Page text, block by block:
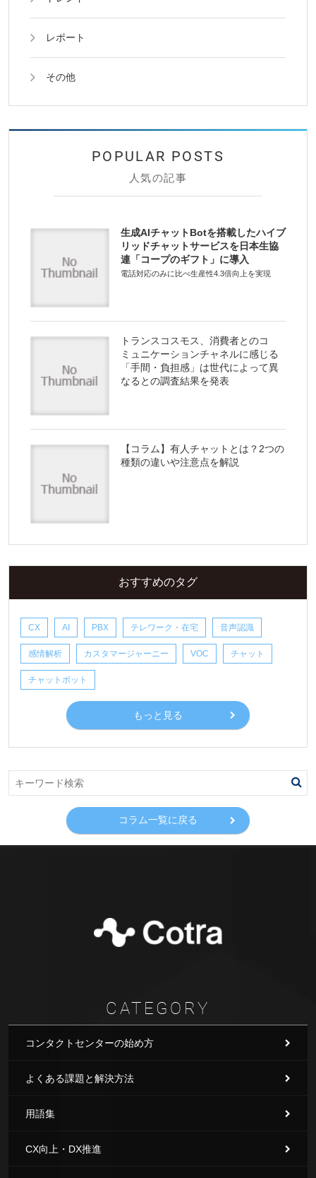
レポート
その他
人気の記事
生成AIチャットBotを搭載したハイブ
リッドチャットサービスを日本生協
連「コープのギフト」に導入
電話対応のみに比べ生産性4.3倍向上を実現
トランスコスモス、消費者とのコ
ミュニケーションチャネルに感じる
「手間・負担感」は世代によって異
なるとの調査結果を発表
【コラム】有人チャットとは？2つの
種類の違いや注意点を解説
おすすめのタグ
CX AI PBX テレワーク・在宅 音声認識
感情解析 カスタマージャーニー VOC チャット
チャットボット
もっと見る
コラム一覧に戻る
CATEGORY
コンタクトセンターの始め方
よくある課題と解決方法
用語集
CX向上・DX推進